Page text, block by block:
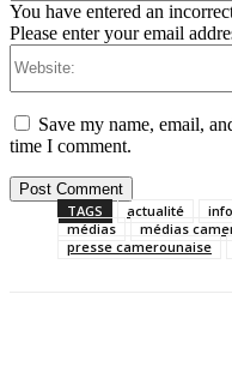
You have entered an
Please enter your email
Save my name, email,
time I comment.
TAGS actualité
médias
médias
presse camerounaise